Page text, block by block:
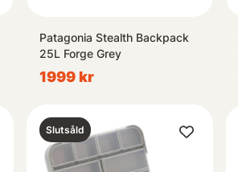
Patagonia Stealth Backpack
25L Forge Grey
1999 kr
Slutsåld